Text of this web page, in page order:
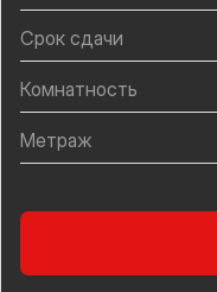
Срок сдачи
Комнатность
Метраж